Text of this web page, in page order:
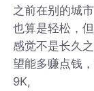
之前在别的城
也算是轻松，
感觉不是长久
望能多赚点钱
9K,